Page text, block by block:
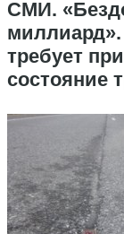
СМИ.
требует
состояние